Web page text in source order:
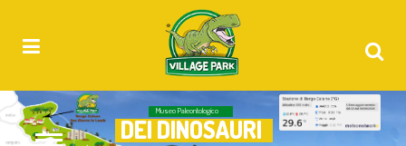
Museo Paleontologico
DEI DINOSAURI